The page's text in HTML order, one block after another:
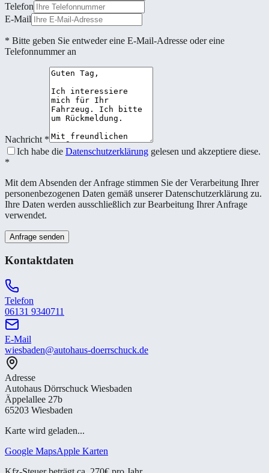
Telefon
E-Mail
* Bitte geben Sie entweder eine E-Mail-Adresse oder eine
Telefonnummer an
Nachricht *
Ich habe die Datenschutzerklärung gelesen und akzeptiere diese.
*
Mit dem Absenden der Anfrage stimmen Sie der Verarbeitung Ihrer
personenbezogenen Daten gemäß unserer Datenschutzerklärung zu.
Ihre Daten werden ausschließlich zur Bearbeitung Ihrer Anfrage
verwendet.
Anfrage senden
Kontaktdaten
Telefon
06131 9340711
E-Mail
wiesbaden@autohaus-doerrschuck.de
Adresse
Autohaus Dörrschuck Wiesbaden
Äppelallee 27b
65203 Wiesbaden
Karte wird geladen...
Google MapsApple Karten